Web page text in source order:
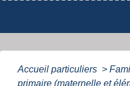
Accueil particuliers >
primaire (maternelle et